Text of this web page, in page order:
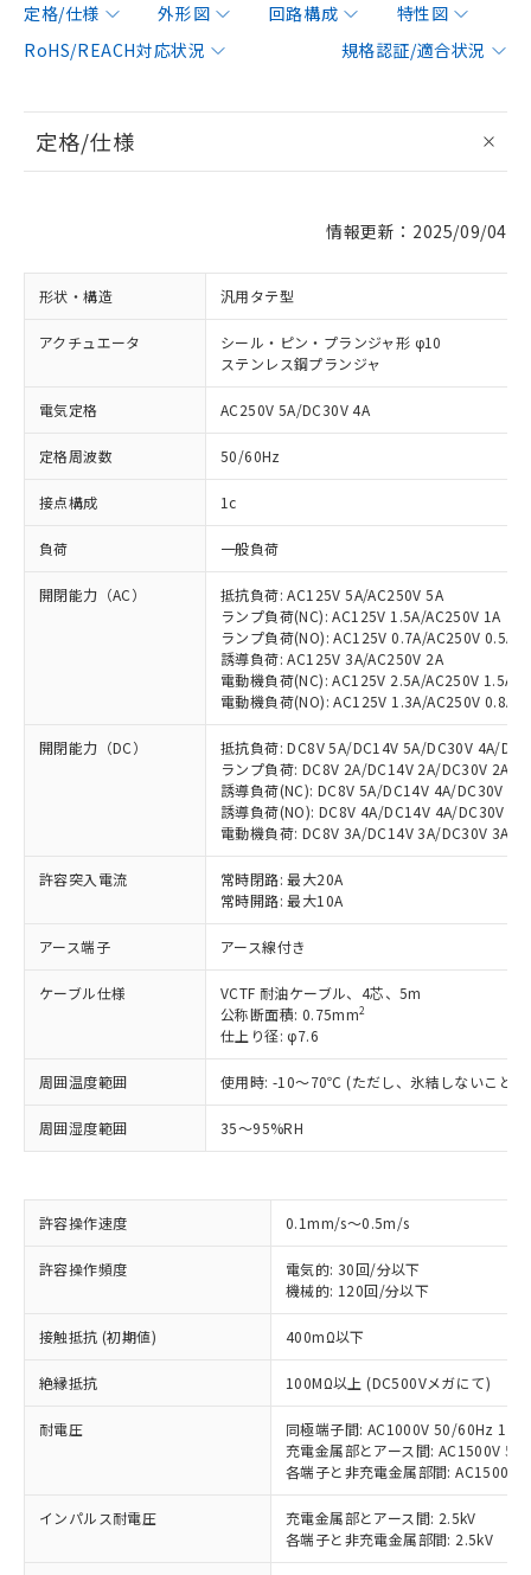
定格/仕様 外形図 回路構成
特性図
RoHS/REACH対応状況
規格認証/適合状況
定格/仕様
情報更新：2025/09/04
形状・構造 汎用タテ型
アクチュエータ
シール・ピン・プランジャ形 φ10
ステンレス鋼プランジャ
電気定格 AC250V 5A/DC30V 4A
定格周波数 50/60Hz
接点構成 1c
負荷 一般負荷
開閉能力（AC）
抵抗負荷: AC125V 5A/AC250V 5A
ランプ負荷(NC): AC125V 1.5A/AC250V 1A
ランプ負荷(NO): AC125V 0.7A/AC250V 0.5A
誘導負荷: AC125V 3A/AC250V 2A
電動機負荷(NC): AC125V 2.5A/AC250V 1.5A
電動機負荷(NO): AC125V 1.3A/AC250V 0.8A
開閉能力（DC）
抵抗負荷: DC8V 5A/DC14V 5A/DC30V 4A/
ランプ負荷: DC8V 2A/DC14V 2A/DC30V 2A/
誘導負荷(NC): DC8V 5A/DC14V 4A/DC30V
誘導負荷(NO): DC8V 4A/DC14V 4A/DC30V
電動機負荷: DC8V 3A/DC14V 3A/DC30V 3A/
許容突入電流
常時閉路: 最大20A
常時開路: 最大10A
アース端子 アース線付き
ケーブル仕様
VCTF 耐油ケーブル、4芯、5m
公称断面積: 0.75mm2
仕上り径: φ7.6
周囲温度範囲 使用時: -10～70℃ (ただし、氷結しないこと）
周囲湿度範囲 35～95%RH
許容操作速度 0.1mm/s～0.5m/s
許容操作頻度
電気的: 30回/分以下
機械的: 120回/分以下
接触抵抗 (初期値) 400mΩ以下
絶縁抵抗 100MΩ以上 (DC500Vメガにて)
耐電圧
同極端子間: AC1000V 50/60Hz
充電金属部とアース間: AC1500V
各端子と非充電金属部間: AC1500V
インパルス耐電圧
充電金属部とアース間: 2.5kV
各端子と非充電金属部間: 2.5kV
ご利用条件
以下の条件をお読みいただき、同意のうえ
ご利用ください。
本サービスは、当社制御機器事業取扱
(税抜)を提供させていただくもので
当社制御機器事業取扱商品の中には、
本サービスの対象外となる商品もある
ことをご了承ください。
在庫状況および標準価格照会結果は、
※1 対応状況
対応済み：EU RoHS指令（10物質）の
す。
対応予定：EU RoHS指令（10物質）の非含
有に対応した製品に切り替える予定のある
商品です。
対応予定なし：EU RoHS指令（10物質）の
非含有に非対応の商品で、対応品を出す予
定はありません。
調査・確認中：EU RoHS指令（10物質）の
非含有の対応状況を調査中または確認中の
非該当品：ライセンス料など無形物で、有
害物質有無と関係のない商品です。
仕入先様の事情により、非含有部品として
いたものが、含有品と判明した場合などや
むを得ず変更することがあります。
※1 中国RoHS○×表
「○」：最大均質材料含有率が中国RoHSの
基準値以下であることを示します。
「×」：最大均質材料含有率が中国RoHSの
基準値を超えていることを示します。
「－」：未確認です。当社販売部門へお問
当社は、これら貴社製品のうち、外国
為替および外国貿易法に定める商品